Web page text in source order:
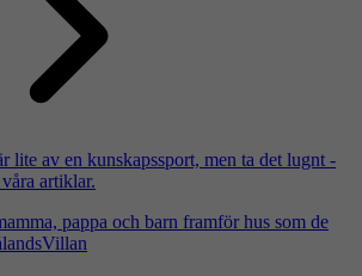
lite av en kunskapssport, men ta det lugnt -
artiklar.